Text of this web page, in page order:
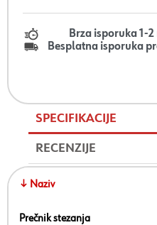
Brza isporuka 1-
Besplatna isporuka
SPECIFIKACIJE
RECENZIJE
↓ Naziv
Prečnik stezanja